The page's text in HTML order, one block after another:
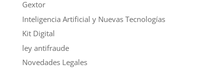
Gextor
Inteligencia Artificial y Nuevas Tecnologías
Kit Digital
ley antifraude
Novedades Legales